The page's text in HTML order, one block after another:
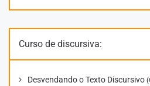
Curso de discursiva:
Desvendando o Texto Discursivo